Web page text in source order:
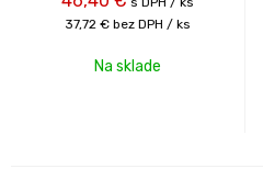
37,72 € bez DPH / ks
Na sklade